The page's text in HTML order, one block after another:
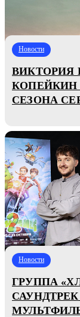
Новости
ВИКТОРИЯ
КОПЕЙКИН
СЕЗОНА
Новости
ГРУППА